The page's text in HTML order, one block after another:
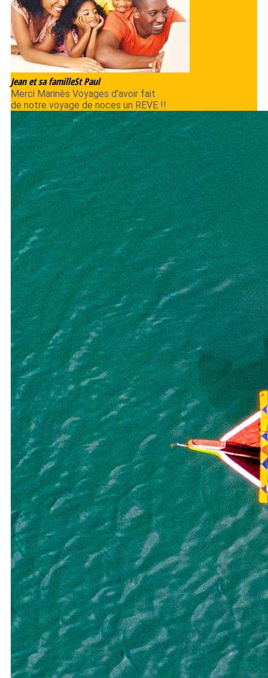
Jean et sa familleSt Paul
Merci Marinès Voyages d'avoir fait
de notre voyage de noces un REVE !!